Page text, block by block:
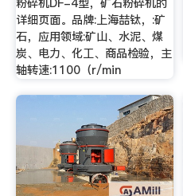
粉碎机DF-4型，矿石粉碎机的
详细页面。品牌:上海喆钛，:矿
石，应用领域:矿山、水泥、煤
炭、电力、化工、商品检验，主
轴转速:1100（r/min